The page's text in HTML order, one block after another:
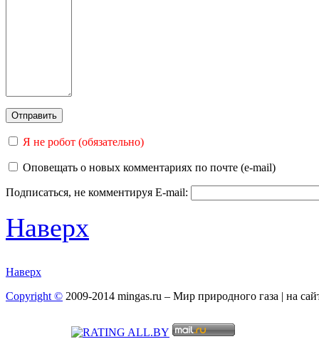
Я не робот (обязательно)
Оповещать о новых комментариях по почте (e-mail)
Подписаться, не комментируя E-mail:
Наверх
Наверх
Copyright © 2009-2014 mingas.ru – Мир природного газа | на